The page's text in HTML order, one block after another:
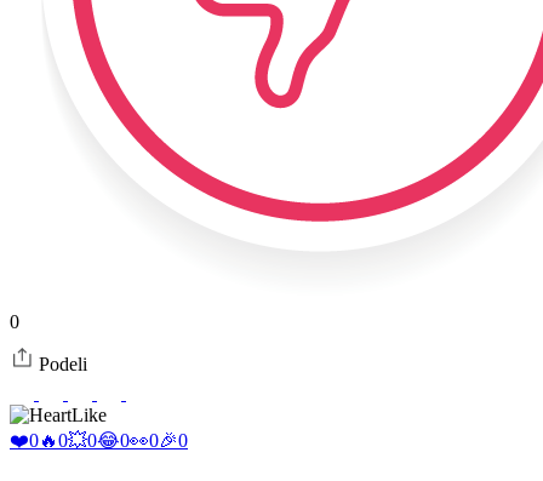
0
Podeli
Like
❤️0🔥0💥0😂0👀0🎉0